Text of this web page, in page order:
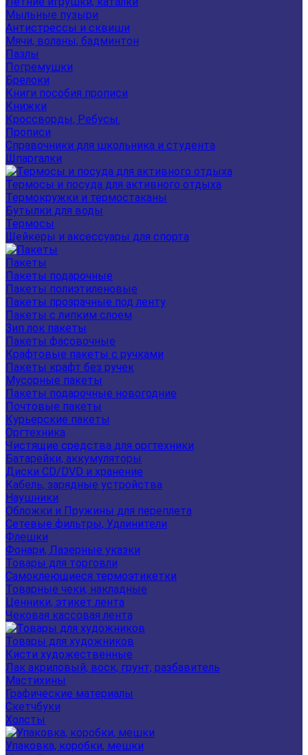
Мыльные пузыри
Антистрессы и сквиши
Мячи, воланы, бадминтон
Пазлы
Погремушки
Брелоки
Книги пособия прописи
Книжки
Кроссворды, Ребусы.
Прописи
Справочники для школьника и студента
Шпаргалки
Термосы и посуда для активного отдыха
Термокружки и термостаканы
Бутылки для воды
Термосы
Шейкеры и аксессуары для спорта
Пакеты
Пакеты подарочные
Пакеты полиэтиленовые
Пакеты прозрачные под ленту
Пакеты с липким слоем
Зип лок пакеты
Пакеты фасовочные
Крафтовые пакеты с ручками
Пакеты крафт без ручек
Мусорные пакеты
Пакеты подарочные новогодние
Почтовые пакеты
Курьерские пакеты
Оргтехника
Чистящие средства для оргтехники
Батарейки, аккумуляторы
Диски CD/DVD и хранение
Кабель, зарядные устройства
Наушники
Обложки и Пружины для переплета
Сетевые фильтры, Удлинители
Флешки
Фонари, Лазерные указки
Товары для торговли
Самоклеющиеся термоэтикетки
Товарные чеки, накладные
Ценники, этикет лента
Чековая кассовая лента
Товары для художников
Кисти художественные
Лак акриловый, воск, грунт, разбавитель
Мастихины
Графические материалы
Скетчбуки
Холсты
Упаковка, коробки, мешки